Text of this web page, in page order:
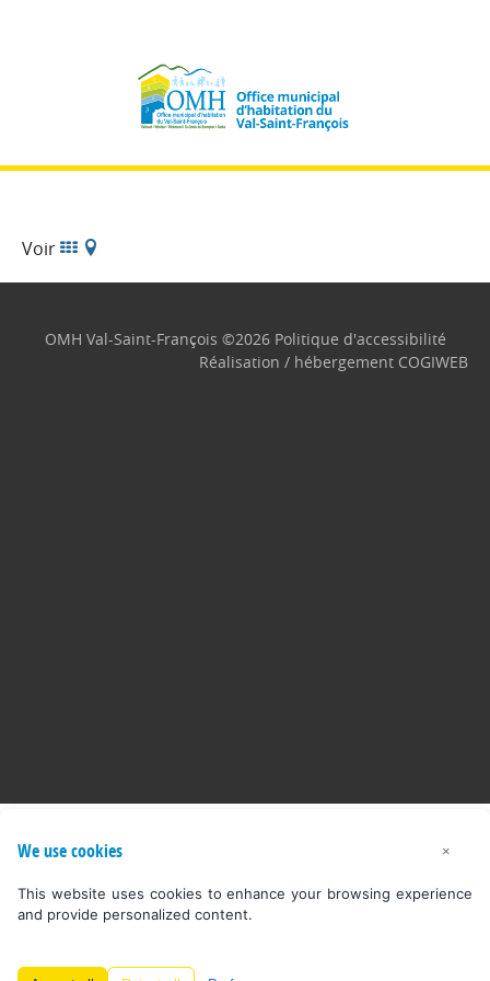
×
We use cookies
This website uses cookies to enhance your browsing experience
and provide personalized content.
Voir
OMH Val-Saint-François ©2026 Politique d'accessibilité
Réalisation / hébergement COGIWEB